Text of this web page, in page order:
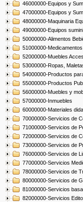
46000000-Equipos y
47000000-Equipos y
48000000-Maquinaria
49000000-Equipos
50000000-Alimentos
51000000-
52000000-Muebles
53000000-Ropas,
54000000-Productos
55000000-Productos
56000000-Muebles y
57000000-Inmuebles
60000000-Materiales
70000000-Servicios de
71000000-Servicios de
72000000-Servicios de
73000000-Servicios de
76000000-Servicios de
77000000-Servicios
78000000-Servicios de
80000000-Servicios de
81000000-Servicios
82000000-Servicios